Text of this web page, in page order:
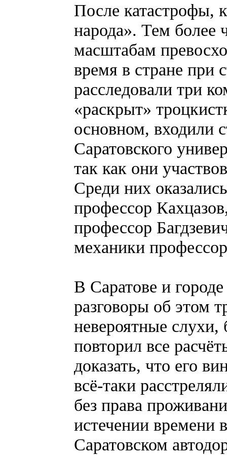
После катастрофы,
народа». Тем более
масштабам
время в стране при
расследовали три
«раскрыт»
основном, входили
Саратовского
так как они
Среди них
профессор
профессор
механики
В Саратове и
разговоры об этом
невероятные слухи,
повторил все
доказать, что его
всё-таки
без права
истечении времени
Саратовском